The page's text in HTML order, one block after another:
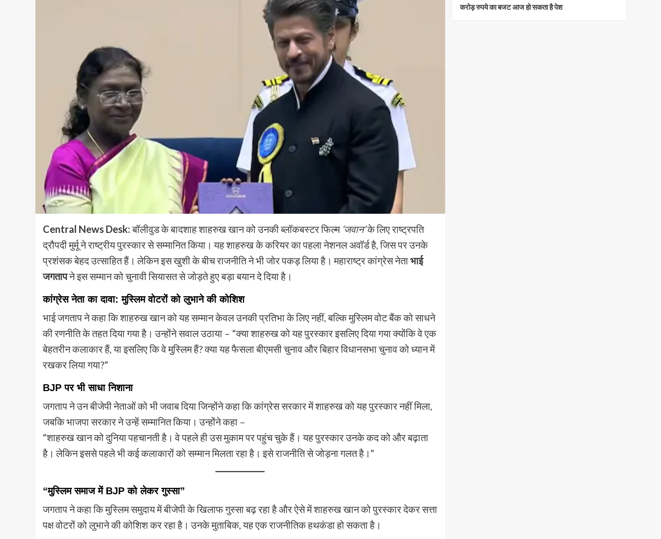
Central News Desk:बॉलीवुड के बादशाह शाहरुख खान को उनकी ब्लॉकबस्टर फिल्म ‘जवान’के लिए राष्ट्रपति
द्रौपदी मुर्मू ने राष्ट्रीय पुरस्कार से सम्मानित किया। यह शाहरुख के करियर का पहला नेशनल अवॉर्ड है, जिस पर उनके
प्रशंसक बेहद उत्साहित हैं। लेकिन इस खुशी के बीच राजनीति ने भी जोर पकड़ लिया है। महाराष्ट्र कांग्रेस नेताभाई
जगतापने इस सम्मान को चुनावी सियासत से जोड़ते हुए बड़ा बयान दे दिया है।
कांग्रेस नेता का दावा: मुस्लिम वोटरों को लुभाने की कोशिश
भाई जगताप ने कहा कि शाहरुख खान को यह सम्मान केवल उनकी प्रतिभा के लिए नहीं, बल्कि मुस्लिम वोट बैंक को साधने
की रणनीति के तहत दिया गया है। उन्होंने सवाल उठाया – “क्या शाहरुख को यह पुरस्कार इसलिए दिया गया क्योंकि वे एक
बेहतरीन कलाकार हैं, या इसलिए कि वे मुस्लिम हैं? क्या यह फैसला बीएमसी चुनाव और बिहार विधानसभा चुनाव को ध्यान में
रखकर लिया गया?”
BJP पर भी साधा निशाना
जगताप ने उन बीजेपी नेताओं को भी जवाब दिया जिन्होंने कहा कि कांग्रेस सरकार में शाहरुख को यह पुरस्कार नहीं मिला,
जबकि भाजपा सरकार ने उन्हें सम्मानित किया। उन्होंने कहा –
“शाहरुख खान को दुनिया पहचानती है। वे पहले ही उस मुकाम पर पहुंच चुके हैं। यह पुरस्कार उनके कद को और बढ़ाता
है। लेकिन इससे पहले भी कई कलाकारों को सम्मान मिलता रहा है। इसे राजनीति से जोड़ना गलत है।”
“मुस्लिम समाज में BJP को लेकर गुस्सा”
जगताप ने कहा कि मुस्लिम समुदाय में बीजेपी के खिलाफ गुस्सा बढ़ रहा है और ऐसे में शाहरुख खान को पुरस्कार देकर सत्ता
पक्ष वोटरों को लुभाने की कोशिश कर रहा है। उनके मुताबिक, यह एक राजनीतिक हथकंडा हो सकता है।
करोड़ रुपये का बजट आज हो सकता है पेश